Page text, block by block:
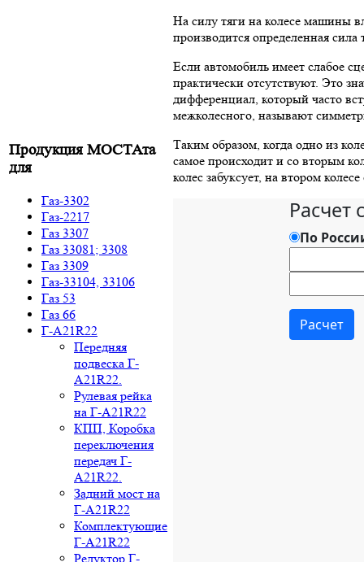
Продукция МОСТАта
для
Газ-3302
Газ-2217
Газ 3307
Газ 33081; 3308
Газ 3309
Газ-33104, 33106
Газ 53
Газ 66
Г-A21R22
Передняя
подвеска Г-
A21R22.
Рулевая рейка
на Г-A21R22
КПП, Коробка
переключения
передач Г-
A21R22.
Задний мост на
Г-A21R22
Комплектующие
Г-A21R22
Редуктор Г-
На силу тяги на колесе машины
производится определенная
Если автомобиль имеет слабое
практически отсутствуют. Это
дифференциал, который часто
межколесного, называют
Таким образом, когда одно из
самое происходит и со вторым
колес забуксует, на втором